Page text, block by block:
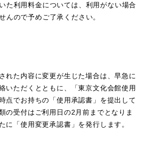
た利用料金については、利用がない場合
んので予めご了承ください。
れた内容に変更が生じた場合は、早急に
いただくとともに、「東京文化会館使用
点でお持ちの「使用承認書」を提出して
の受付はご利用日の2月前までとなりま
に「使用変更承認書」を発行します。